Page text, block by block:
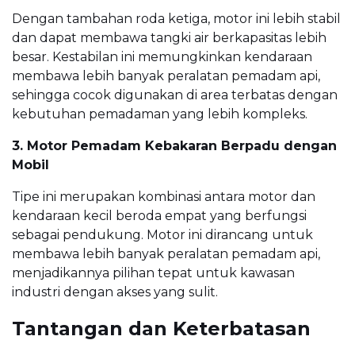
Dengan tambahan roda ketiga, motor ini lebih stabil
dan dapat membawa tangki air berkapasitas lebih
besar. Kestabilan ini memungkinkan kendaraan
membawa lebih banyak peralatan pemadam api,
sehingga cocok digunakan di area terbatas dengan
kebutuhan pemadaman yang lebih kompleks.
3. Motor Pemadam Kebakaran Berpadu dengan
Mobil
Tipe ini merupakan kombinasi antara motor dan
kendaraan kecil beroda empat yang berfungsi
sebagai pendukung. Motor ini dirancang untuk
membawa lebih banyak peralatan pemadam api,
menjadikannya pilihan tepat untuk kawasan
industri dengan akses yang sulit.
Tantangan dan Keterbatasan